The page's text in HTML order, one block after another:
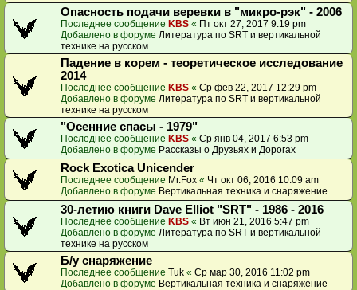
Опасность подачи веревки в "микро-рэк" - 2006
Последнее сообщение KBS « Пт окт 27, 2017 9:19 pm
Добавлено в форуме Литература по SRT и вертикальной
технике на русском
Падение в корем - теоретическое исследование
2014
Последнее сообщение KBS « Ср фев 22, 2017 12:29 pm
Добавлено в форуме Литература по SRT и вертикальной
технике на русском
"Осенние спасы - 1979"
Последнее сообщение KBS « Ср янв 04, 2017 6:53 pm
Добавлено в форуме Рассказы о Друзьях и Дорогах
Rock Exotica Unicender
Последнее сообщение Mr.Fox « Чт окт 06, 2016 10:09 am
Добавлено в форуме Вертикальная техника и снаряжение
30-летию книги Dave Elliot "SRT" - 1986 - 2016
Последнее сообщение KBS « Вт июн 21, 2016 5:47 pm
Добавлено в форуме Литература по SRT и вертикальной
технике на русском
Б/у снаряжение
Последнее сообщение Tuk « Ср мар 30, 2016 11:02 pm
Добавлено в форуме Вертикальная техника и снаряжение